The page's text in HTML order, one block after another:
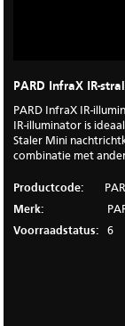
PARD InfraX IR-
PARD InfraX IR-
IR-illuminator is
Staler Mini
combinatie met
Productcode:
Merk:
Voorraadstatus:
6